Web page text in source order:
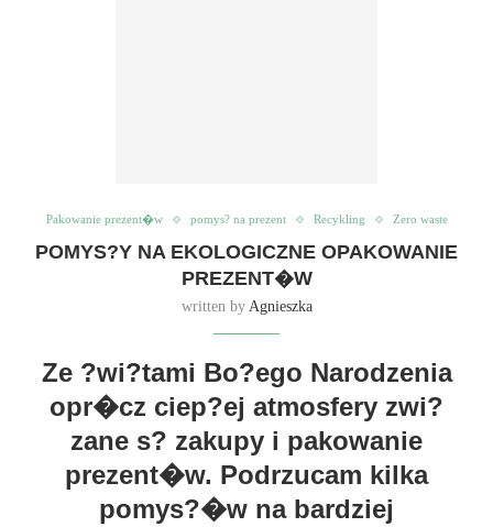
Pakowanie prezent�w pomys? na prezent Recykling Zero waste
POMYS?Y NA EKOLOGICZNE OPAKOWANIE
PREZENT�W
written by Agnieszka
Ze ?wi?tami Bo?ego Narodzenia
opr�cz ciep?ej atmosfery zwi?
zane s? zakupy i pakowanie
prezent�w. Podrzucam kilka
pomys?�w na bardziej